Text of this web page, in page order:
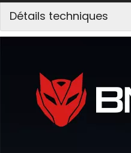
Détails techniques